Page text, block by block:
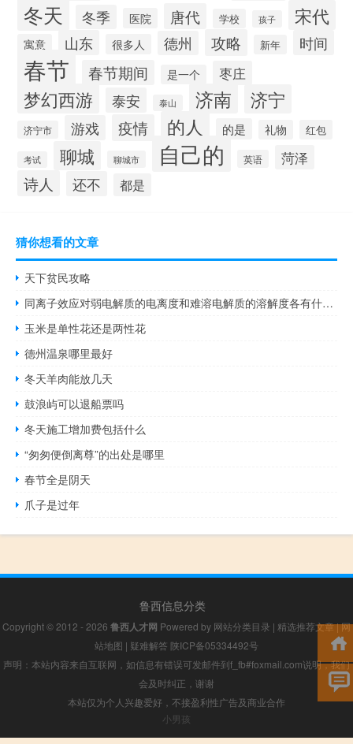
冬天 冬季 医院 唐代 学校 孩子 宋代
寓意 山东 很多人 德州 攻略 新年 时间
春节 春节期间 是一个 枣庄
梦幻西游 泰安 泰山 济南 济宁
济宁市 游戏 疫情 的人 的是 礼物 红包
考试 聊城 聊城市 自己的 英语 菏泽
诗人 还不 都是
猜你想看的文章
天下贫民攻略
同离子效应对弱电解质的电离度和难溶电解质的溶解度各有什么影响
玉米是单性花还是两性花
德州温泉哪里最好
冬天羊肉能放几天
鼓浪屿可以退船票吗
冬天施工增加费包括什么
“匆匆便倒离尊”的出处是哪里
春节全是阴天
爪子是过年
鲁西信息分类
Copyright © 2012 - 2026 鲁西人才网 Powered by 网站分类目录 | 精选推荐文章|网
站地图 | 疑难解答 陕ICP备05334492号
声明：本站内容来自互联网，如信息有错误可发邮件到f_fb#foxmail.com说明，我们
会及时纠正，谢谢
本站仅为个人兴趣爱好，不接盈利性广告及商业合作
小男孩